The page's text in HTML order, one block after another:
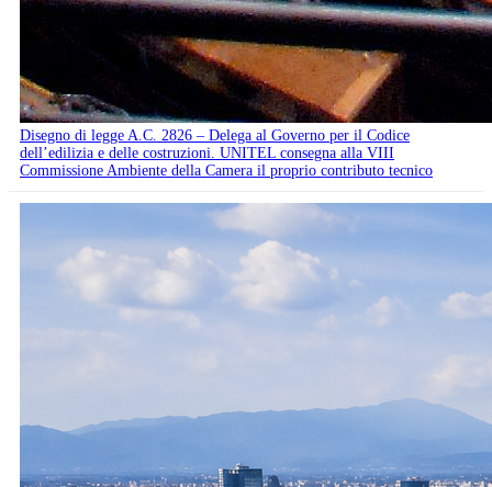
Disegno di legge A.C. 2826 – Delega al Governo per il Codice
dell’edilizia e delle costruzioni. UNITEL consegna alla VIII
Commissione Ambiente della Camera il proprio contributo tecnico